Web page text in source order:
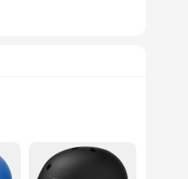
Its sleek design and user-